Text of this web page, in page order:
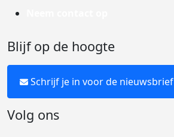
Blijf op de hoogte
Schrijf je in voor de nieuwsbrief
Volg ons